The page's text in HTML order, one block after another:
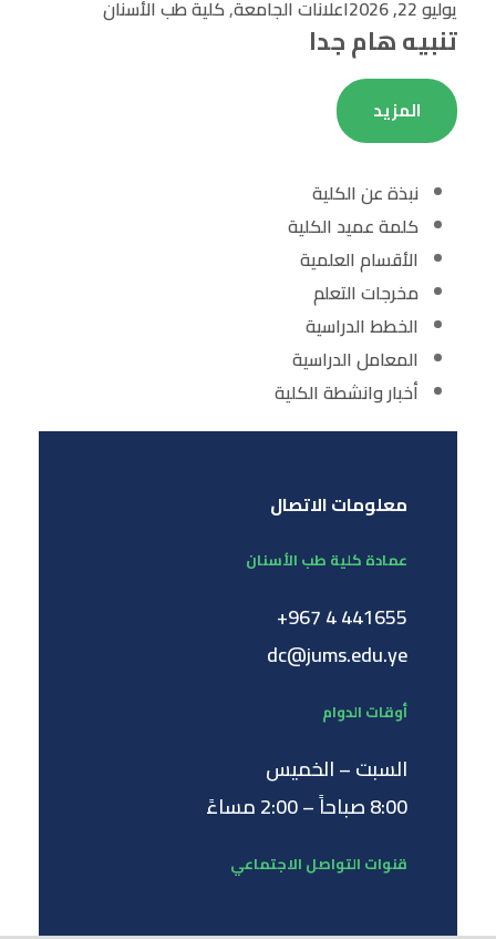
يوليو 22, 2026 اعلانات الجامعة,كلية طب الأسنان
تنبيه هام جدا
المزيد
نبذة عن الكلية
كلمة عميد الكلية
الأقسام العلمية
مخرجات التعلم
الخطط الدراسية
المعامل الدراسية
أخبار وانشطة الكلية
معلومات الاتصال
عمادة كلية طب الأسنان
441655 4 967+
dc@jums.edu.ye
أوقات الدوام
السبت – الخميس
8:00 صباحاً – 2:00 مساءً
قنوات التواصل الاجتماعي